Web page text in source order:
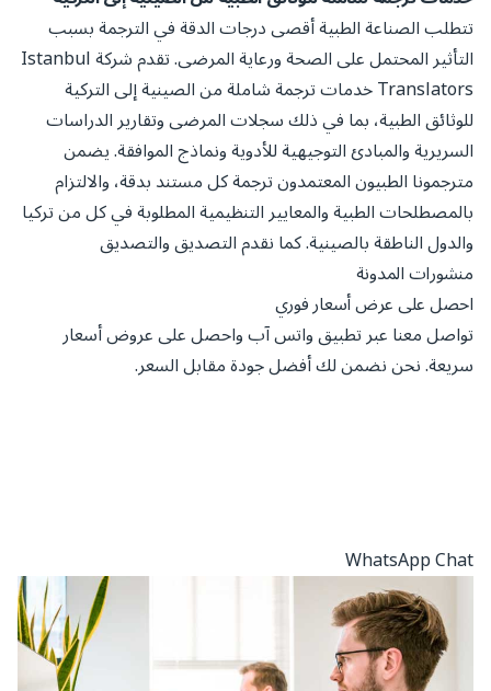
تتطلب الصناعة الطبية أقصى درجات الدقة في الترجمة بسبب
التأثير المحتمل على الصحة ورعاية المرضى. تقدم شركة Istanbul
Translators خدمات ترجمة شاملة من الصينية إلى التركية
للوثائق الطبية، بما في ذلك سجلات المرضى وتقارير الدراسات
السريرية والمبادئ التوجيهية للأدوية ونماذج الموافقة. يضمن
مترجمونا الطبيون المعتمدون ترجمة كل مستند بدقة، والالتزام
بالمصطلحات الطبية والمعايير التنظيمية المطلوبة في كل من تركيا
والدول الناطقة بالصينية. كما نقدم التصديق والتصديق
منشورات المدونة
احصل على عرض أسعار فوري
تواصل معنا عبر تطبيق واتس آب واحصل على عروض أسعار
سريعة. نحن نضمن لك أفضل جودة مقابل السعر.
WhatsApp Chat